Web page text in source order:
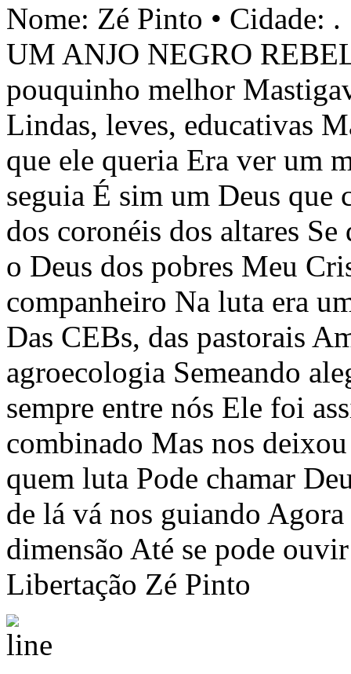
Nome: Zé Pinto • Cidade: .
UM ANJO NEGRO
pouquinho melhor
Lindas, leves, educativas
que ele queria Era ver um
seguia É sim um Deus
dos coronéis dos altares
o Deus dos pobres Meu
companheiro Na luta era
Das CEBs, das pastorais
agroecologia Semeando
sempre entre nós Ele foi
combinado Mas nos
quem luta Pode chamar
de lá vá nos guiando
dimensão Até se pode
Libertação Zé Pinto